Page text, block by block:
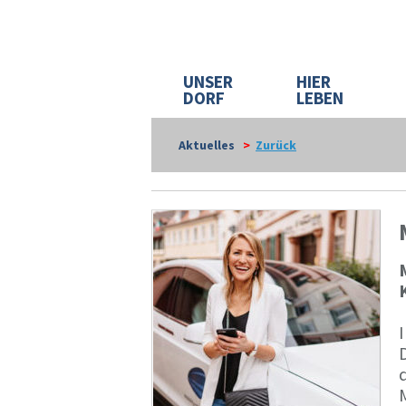
UNSER
DORF
HIER
LEBEN
Aktuelles > Zurück